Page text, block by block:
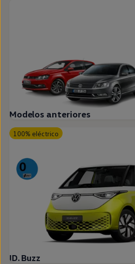
Modelos anteriores
100% eléctrico
ID. Buzz